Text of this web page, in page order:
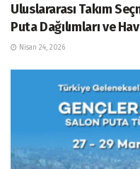
Uluslararası Takım
Puta Dağılımları ve
Nisan 24, 2026